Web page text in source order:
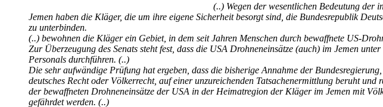
(..) Wegen der wesentlichen Bedeutung der
Jemen haben die Kläger, die um ihre eigene Sicherheit besorgt sind, die Bundesrepublik
zu unterbinden.
(..) bewohnen die Kläger ein Gebiet, in dem seit Jahren Menschen durch bewaffnete US-
Zur Überzeugung des Senats steht fest, dass die USA Drohneneinsätze (auch) im Jemen
Personals durchführen. (..)
Die sehr aufwändige Prüfung hat ergeben, dass die bisherige Annahme der
deutsches Recht oder Völkerrecht, auf einer unzureichenden Tatsachenermittlung beruht
der bewaffneten Drohneneinsätze der USA in der Heimatregion der Kläger im Jemen mit
gefährdet werden. (..)